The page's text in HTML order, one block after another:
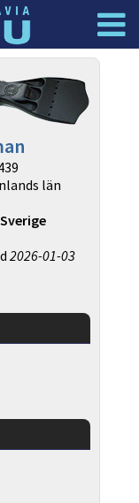
Logga in
län
Sverige
2026-01-03